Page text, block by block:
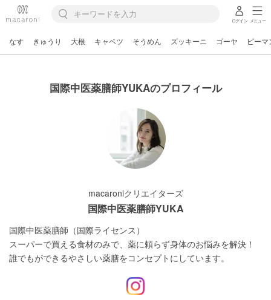
ログイン メニュー
なす きゅうり 大根 キャベツ そうめん ズッキーニ ゴーヤ ピーマ
国際中医薬膳師YUKAのプロフィール
macaroniクリエイターズ
国際中医薬膳師YUKA
国際中医薬膳師（国際ライセンス）
スーパーで買える食材のみで、薬に頼らず身体のお悩みを解決！
誰でもができるやさしい薬膳をコンセプトにしています。